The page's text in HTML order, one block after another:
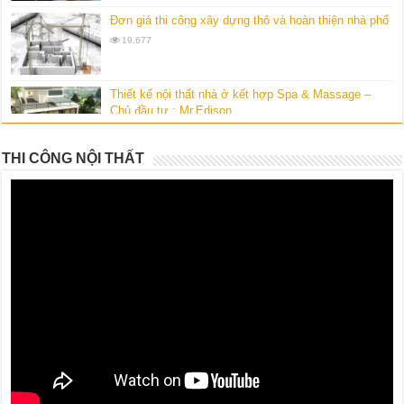
Đơn giá thi công xây dựng thô và hoàn thiện nhà phố
19,677
Thiết kế nội thất nhà ở kết hợp Spa & Massage –
Chủ đầu tư : Mr.Edison.
Thiết kế nội thất chung cư cao cấp Vinhomes Royal
City-gia đình chị Hường
Thiết kế nội thất căn hộ chung cư Botanica – Gia
THI CÔNG NỘI THẤT